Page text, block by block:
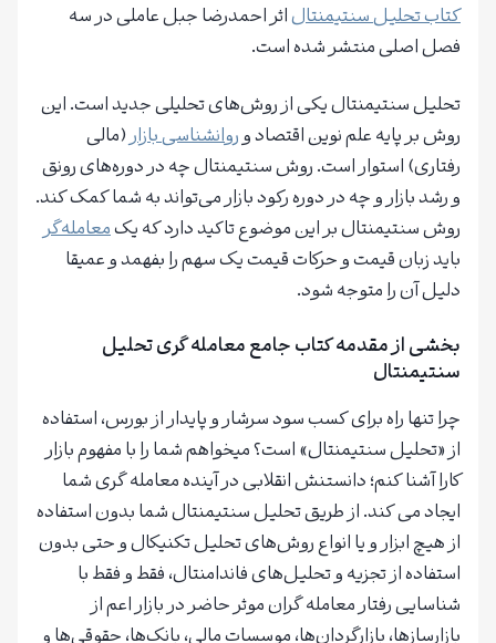
کتاب تحلیل سنتیمنتالاثر احمدرضا جبل عاملی در سه
فصل اصلی منتشر شده است.
تحلیل سنتیمنتال یکی از روش‌های تحلیلی جدید است. این
روش بر پایه علم نوین اقتصاد وروانشناسی بازار(مالی
رفتاری) استوار است. روش سنتیمنتال چه در دوره‌های رونق
و رشد بازار و چه در دوره رکود بازار می‌تواند به شما کمک کند.
روش سنتیمنتال بر این موضوع تاکید دارد که یکمعامله‌گر
باید زبان قیمت و حرکات قیمت یک سهم را بفهمد و عمیقا
دلیل آن را متوجه شود.
بخشی از مقدمه کتاب جامع معامله گری تحلیل
سنتیمنتال
چرا تنها راه برای کسب سود سرشار و پایدار از بورس، استفاده
از «تحلیل سنتیمنتال» است؟ میخواهم شما را با مفهوم بازار
کارا آشنا کنم؛ دانستنش انقلابی در آینده معامله گری شما
ایجاد می کند. از طریق تحلیل سنتیمنتال شما بدون استفاده
از هیچ ابزار و یا انواع روش‌های تحلیل تکنیکال و حتی بدون
استفاده از تجزیه و تحلیل‌های فاندامنتال، فقط و فقط با
شناسایی رفتار معامله گران موثر حاضر در بازار اعم از